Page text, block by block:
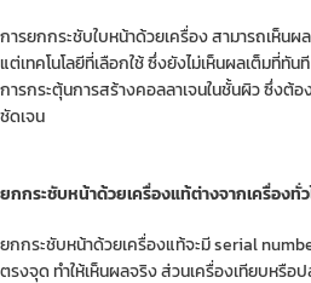
การยกกระชับใบหน้าด้วยเครื่อง สามารถเห็น
แต่เทคโนโลยีที่เลือกใช้ ซึ่งยังไม่เห็นผลเต็มที่ทัน
การกระตุ้นการสร้างคอลลาเจนในชั้นผิว ซึ่งต้อ
ชัดเจน
ยกกระชับหน้าด้วยเครื่องแท้ต่างจากเครื่องทั่ว
ยกกระชับหน้าด้วยเครื่องแท้จะมี serial
ตรงจุด ทำให้เห็นผลจริง ส่วนเครื่องเทียบหรือ